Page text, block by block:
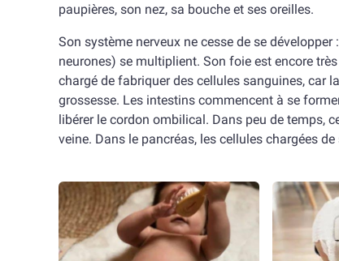
paupières, son nez, sa bouche et ses oreilles.
Son système nerveux ne cesse de se
neurones) se multiplient. Son foie est encore
chargé de fabriquer des cellules sanguines, car
grossesse. Les intestins commencent à se
libérer le cordon ombilical. Dans peu de temps,
veine. Dans le pancréas, les cellules chargées